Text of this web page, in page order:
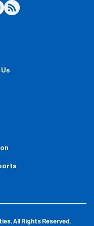
All Rights Reserved.